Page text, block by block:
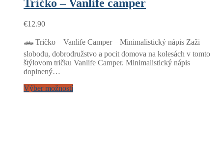
Tričko – Vanlife camper
€12.90
🛻 Tričko – Vanlife Camper – Minimalistický nápis Zaži
slobodu, dobrodružstvo a pocit domova na kolesách v tomto
štýlovom tričku Vanlife Camper. Minimalistický nápis
doplnený…
Výber možností